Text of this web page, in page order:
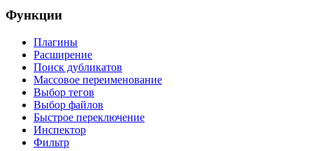
Функции
Плагины
Расширение
Поиск дубликатов
Массовое переименование
Выбор тегов
Выбор файлов
Быстрое переключение
Инспектор
Фильтр